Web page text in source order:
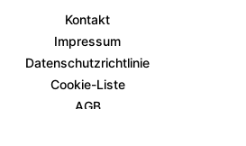
Kontakt
Impressum
Datenschutzrichtlinie
Cookie-Liste
AGB